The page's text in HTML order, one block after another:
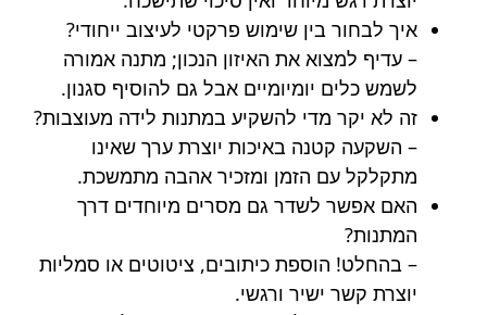
איך לבחור בין שימוש פרקטי לעיצוב ייחודי?
– עדיף למצוא את האיזון הנכון; מתנה אמורה
לשמש כלים יומיומיים אבל גם להוסיף סגנון.
זה לא יקר מדי להשקיע במתנות לידה מעוצבות?
– השקעה קטנה באיכות יוצרת ערך שאינו
מתקלקל עם הזמן ומזכיר אהבה מתמשכת.
האם אפשר לשדר גם מסרים מיוחדים דרך
המתנות?
– בהחלט! הוספת כיתובים, ציטוטים או סמליות
יוצרת קשר ישיר ורגשי.